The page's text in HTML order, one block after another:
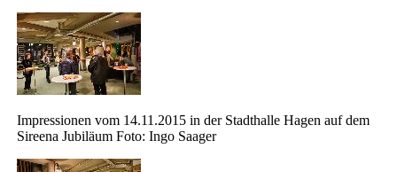
Impressionen vom 14.11.2015 in der Stadthalle Hagen auf dem
Sireena Jubiläum Foto: Ingo Saager